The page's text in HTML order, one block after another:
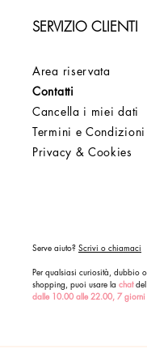
SERVIZIO CLIENTI
Area riservata
Contatti
Cancella i miei dati
Termini e Condizioni
Privacy & Cookies
Serve aiuto? Scrivi o chiamaci
Per qualsiasi curiosità, dubbio
shopping, puoi usare la chatdel
dalle 10.00 alle 22.00, 7 giorni